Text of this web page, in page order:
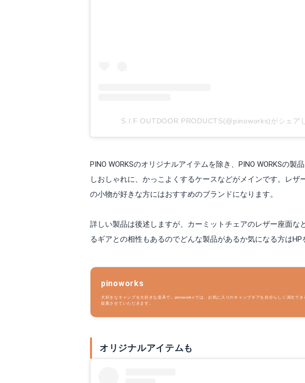
S.I.F OUTDOOR PRODUCTS(@pinoworks)がシェア
PINO WORKSのオリジナルアイテムを除き、PINO WORKSの
しおしゃれに、かっこよくするケースなどがメインです。レザ
の小物が好きな方にはおすすめのブランドになります。
詳しい製品は後述しますが、カーミットチェアのレザー座面な
るギアとの相性もあるのでどんな製品があるか気になる方はHP
pinoworks
大好きなキャンプを大好きな道具で… pinoworksでは、お気に入りのキャンプギアを自分らしく演出できるようなアイテムや、こんなものがあったらなぁ、というものをご
提案させていただきます。
オリジナルアイテムも